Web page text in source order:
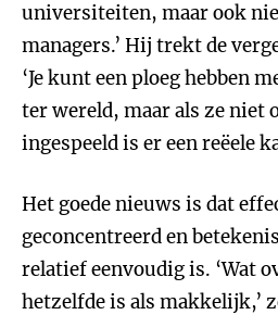
universiteiten, maar ook
managers.’ Hij trekt de
‘Je kunt een ploeg hebben
ter wereld, maar als ze niet
ingespeeld is er een reëele
Het goede nieuws is dat
geconcentreerd en
relatief eenvoudig is. ‘Wat
hetzelfde is als makkelijk,’